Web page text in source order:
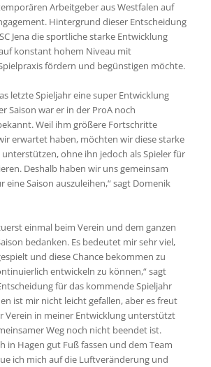
Arbeitgeber aus Westfalen auf
Hintergrund dieser Entscheidung
Jena die sportliche starke Entwicklung
konstant hohem Niveau mit
fördern und begünstigen möchte.
letzte Spieljahr eine super Entwicklung
Saison war er in der ProA noch
Weil ihm größere Fortschritte
erwartet haben, möchten wir diese starke
ohne ihn jedoch als Spieler für
Deshalb haben wir uns gemeinsam
eine Saison auszuleihen,“ sagt Domenik
einmal beim Verein und dem ganzen
bedanken. Es bedeutet mir sehr viel,
und diese Chance bekommen zu
entwickeln zu können,“ sagt
für das kommende Spieljahr
ist mir nicht leicht gefallen, aber es freut
Verein in meiner Entwicklung unterstützt
Weg noch nicht beendet ist.
in Hagen gut Fuß fassen und dem Team
ich mich auf die Luftveränderung und